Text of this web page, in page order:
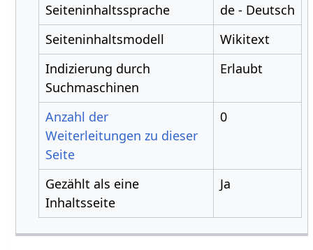
Seiteninhaltssprache
de - Deutsch
Seiteninhaltsmodell
Wikitext
Indizierung durch
Suchmaschinen
Erlaubt
Anzahl der
Weiterleitungen zu dieser
Seite
0
Gezählt als eine
Inhaltsseite
Ja